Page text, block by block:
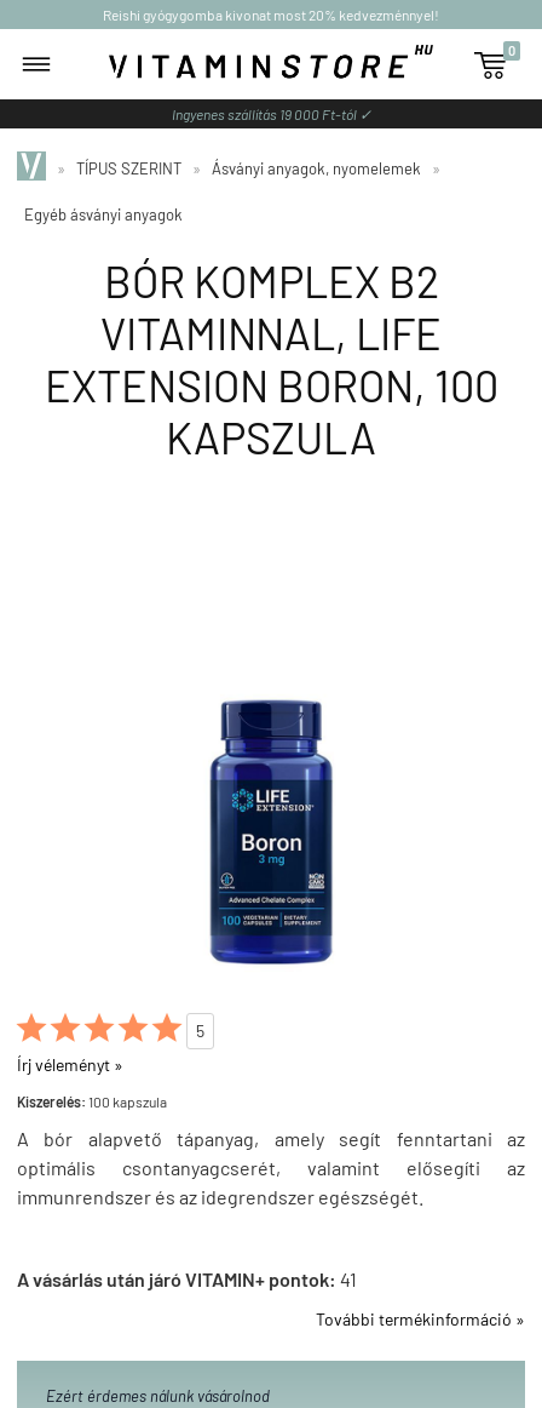
Reishi gyógygomba kivonat most 20% kedvezménnyel!

0
Ingyenes szállítás 19 000 Ft-tól ✓
» TÍPUS SZERINT » Ásványi anyagok, nyomelemek »
Egyéb ásványi anyagok
BÓR KOMPLEX B2
VITAMINNAL, LIFE
EXTENSION BORON, 100
KAPSZULA

5
Írj véleményt »
Kiszerelés: 100 kapszula
A bór alapvető tápanyag, amely segít fenntartani az
optimális csontanyagcserét, valamint elősegíti az
immunrendszer és az idegrendszer egészségét.
A vásárlás után járó VITAMIN+ pontok: 41
További termékinformáció »
Ezért érdemes nálunk vásárolnod